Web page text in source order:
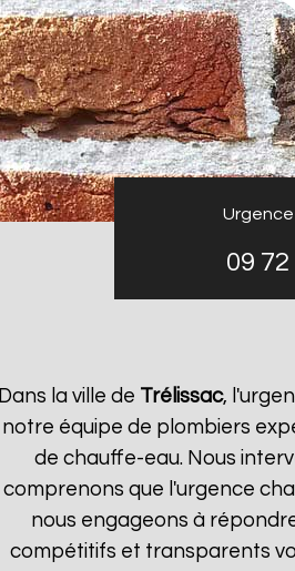
09 72
Dans la ville de Trélissac,
notre équipe de plombiers
de chauffe-eau. Nous
comprenons que l'urgence
nous engageons à
compétitifs et transparents